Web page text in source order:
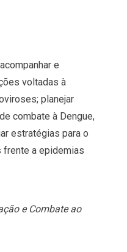
e
voltadas à
planejar
combate à Dengue,
estratégias para o
frente a epidemias
e Combate ao